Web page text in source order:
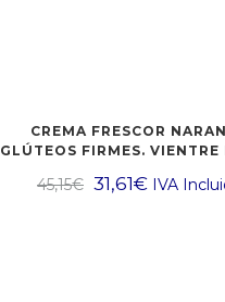
CREMA FRESCOR
GLÚTEOS FIRMES. VIENTRE
45,15€ 31,61€ IVA